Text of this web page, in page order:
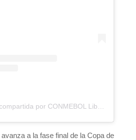
a la fase final de la Copa de